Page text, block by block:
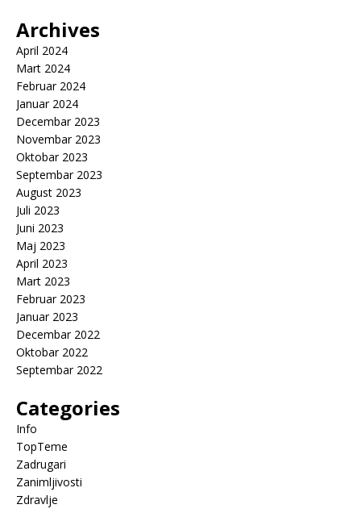
Archives
April 2024
Mart 2024
Februar 2024
Januar 2024
Decembar 2023
Novembar 2023
Oktobar 2023
Septembar 2023
August 2023
Juli 2023
Juni 2023
Maj 2023
April 2023
Mart 2023
Februar 2023
Januar 2023
Decembar 2022
Oktobar 2022
Septembar 2022
Categories
Info
TopTeme
Zadrugari
Zanimljivosti
Zdravlje